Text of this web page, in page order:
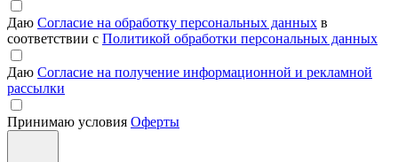
Даю Согласие на обработку персональных данных в
соответствии с Политикой обработки персональных данных
Даю Согласие на получение информационной и рекламной
рассылки
Принимаю условия Оферты